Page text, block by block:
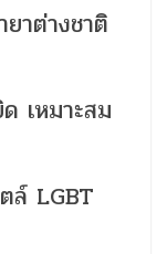
าต่างชาติ
เหมาะสม
ล์ LGBT